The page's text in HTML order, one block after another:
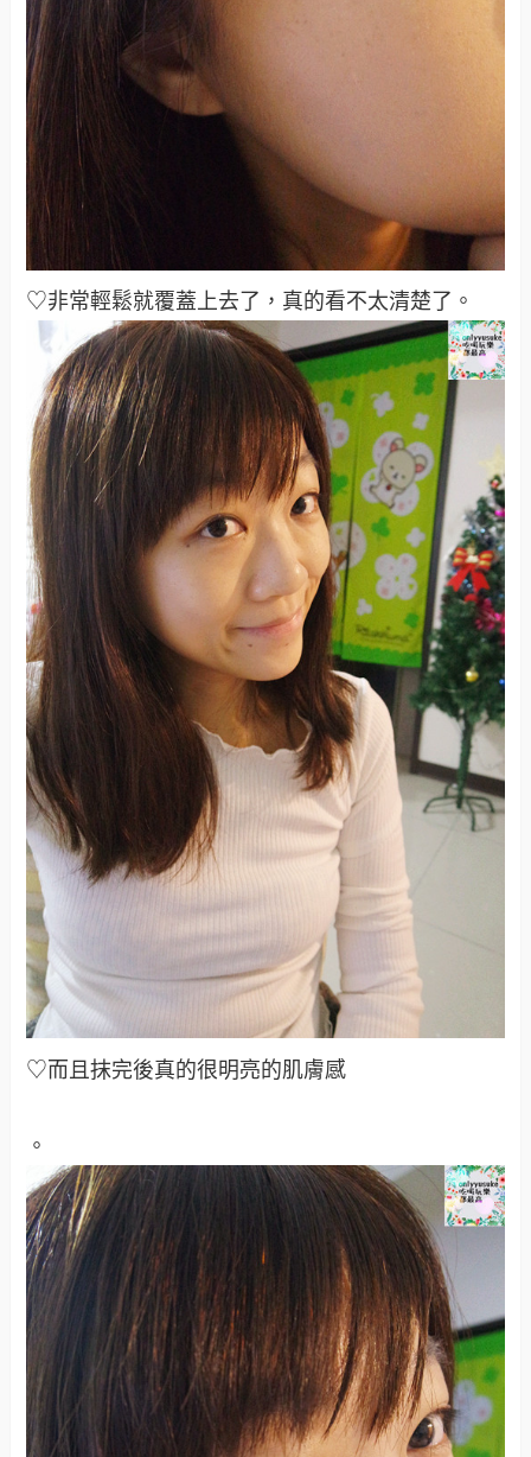
♡非常輕鬆就覆蓋上去了，真的看不太清楚了。
♡而且抹完後真的很明亮的肌膚感
。